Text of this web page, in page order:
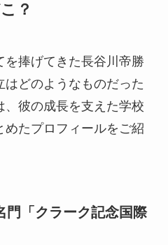
？
を捧げてきた長谷川帝勝
どのようなものだった
彼の成長を支えた学校
たプロフィールをご紹
門「クラーク記念国際